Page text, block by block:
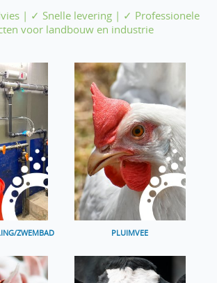
| ✓ Snelle levering | ✓ Professionele
voor landbouw en industrie
ZWEMBAD PLUIMVEE